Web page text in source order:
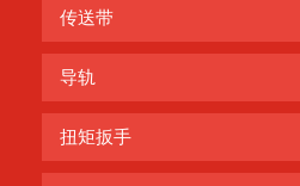
传送带
导轨
扭矩扳手